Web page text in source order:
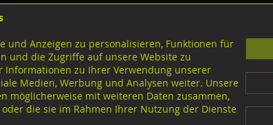
1x19 hart
und Anzeigen zu personalisieren, Funktionen für
und die Zugriffe auf unsere Website zu
Informationen zu Ihrer Verwendung unserer
Medien, Werbung und Analysen weiter. Unsere
möglicherweise mit weiteren Daten zusammen,
die sie im Rahmen Ihrer Nutzung der Dienste